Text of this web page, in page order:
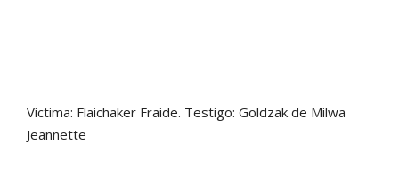
Víctima: Flaichaker Fraide. Testigo: Goldzak de Milwa
Jeannette